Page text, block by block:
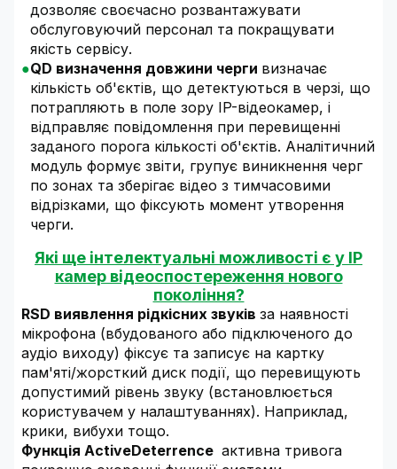
дозволяє своєчасно розвантажувати
обслуговуючий персонал та покращувати
якість сервісу.
QD визначення довжини черги визначає
кількість об'єктів, що детектуються в черзі, що
потрапляють в поле зору IP-відеокамер, і
відправляє повідомлення при перевищенні
заданого порога кількості об'єктів. Аналітичний
модуль формує звіти, групує виникнення черг
по зонах та зберігає відео з тимчасовими
відрізками, що фіксують момент утворення
черги.
Які ще інтелектуальні можливості є у IP
камер відеоспостереження нового
покоління?
RSD виявлення рідкісних звуків за наявності
мікрофона (вбудованого або підключеного до
аудіо виходу) фіксує та записує на картку
пам'яті/жорсткий диск події, що перевищують
допустимий рівень звуку (встановлюється
користувачем у налаштуваннях). Наприклад,
крики, вибухи тощо.
Функція ActiveDeterrence активна тривога